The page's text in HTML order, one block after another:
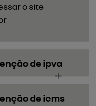
o site
de ipva
de icms